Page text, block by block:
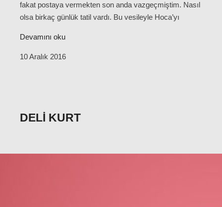
fakat postaya vermekten son anda vazgeçmiştim. Nasıl
olsa birkaç günlük tatil vardı. Bu vesileyle Hoca’yı
Devamını oku
10 Aralık 2016
DELI KURT